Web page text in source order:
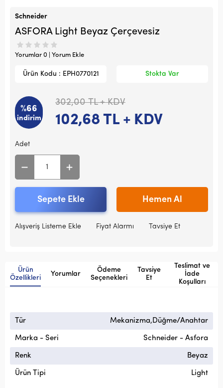
Schneider
ASFORA Light Beyaz Çerçevesiz
Yorumlar 0 | Yorum Ekle
Ürün Kodu : EPH0770121 Stokta Var
%66
indirim
302,00TL + KDV
102,68 TL + KDV
Adet
Sepete Ekle Hemen Al
Alışveriş Listeme Ekle Fiyat Alarmı Tavsiye Et
Ürün
Özellikleri
Yorumlar
Ödeme
Seçenekleri
Tavsiye
Et
Teslimat ve
İade
Koşulları
Tür Mekanizma,Düğme/Anahtar
Marka - Seri Schneider - Asfora
Renk Beyaz
Ürün Tipi Light